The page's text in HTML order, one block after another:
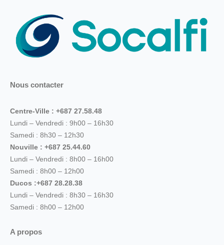
Nous contacter
Centre-Ville : +687 27.58.48
Lundi – Vendredi : 9h00 – 16h30
Samedi : 8h30 – 12h30
Nouville : +687 25.44.60
Lundi – Vendredi : 8h00 – 16h00
Samedi : 8h00 – 12h00
Ducos :+687 28.28.38
Lundi – Vendredi : 8h30 – 16h30
Samedi : 8h00 – 12h00
A propos